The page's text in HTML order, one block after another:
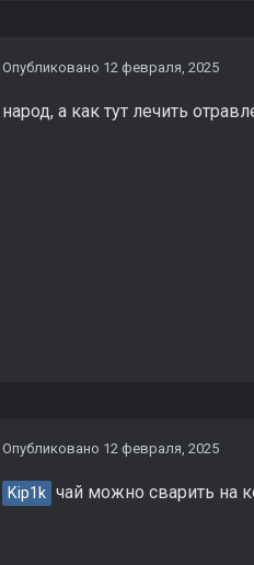
Опубликовано 12 февраля, 2025
народ, а как тут лечить
Опубликовано 12 февраля, 2025
Kip1k чай можно сварить на